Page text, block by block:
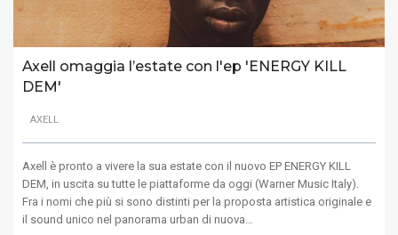
Axell omaggia l’estate con l'ep 'ENERGY KILL
DEM'
AXELL
Axell è pronto a vivere la sua estate con il nuovo EP ENERGY KILL
DEM, in uscita su tutte le piattaforme da oggi (Warner Music Italy).
Fra i nomi che più si sono distinti per la proposta artistica originale e
il sound unico nel panorama urban di nuova…